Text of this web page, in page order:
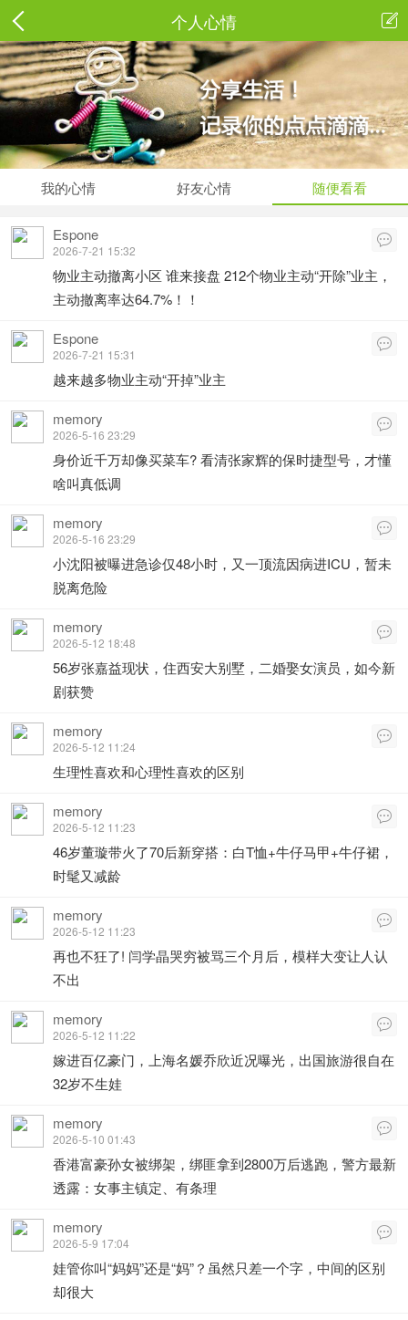
个人心情 
我的心情 好友心情 随便看看
Espone
2026-7-21 15:32

物业主动撤离小区 谁来接盘 212个物业主动“开除”业主，
主动撤离率达64.7%！！
Espone
2026-7-21 15:31

越来越多物业主动“开掉”业主
memory
2026-5-16 23:29

身价近千万却像买菜车? 看清张家辉的保时捷型号，才懂
啥叫真低调
memory
2026-5-16 23:29

小沈阳被曝进急诊仅48小时，又一顶流因病进ICU，暂未
脱离危险
memory
2026-5-12 18:48

56岁张嘉益现状，住西安大别墅，二婚娶女演员，如今新
剧获赞
memory
2026-5-12 11:24

生理性喜欢和心理性喜欢的区别
memory
2026-5-12 11:23

46岁董璇带火了70后新穿搭：白T恤+牛仔马甲+牛仔裙，
时髦又减龄
memory
2026-5-12 11:23

再也不狂了! 闫学晶哭穷被骂三个月后，模样大变让人认
不出
memory
2026-5-12 11:22

嫁进百亿豪门，上海名媛乔欣近况曝光，出国旅游很自在
32岁不生娃
memory
2026-5-10 01:43

香港富豪孙女被绑架，绑匪拿到2800万后逃跑，警方最新
透露：女事主镇定、有条理
memory
2026-5-9 17:04

娃管你叫“妈妈”还是“妈”？虽然只差一个字，中间的区别
却很大